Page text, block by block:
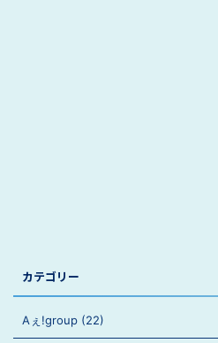
カテゴリー
Aぇ!group (22)